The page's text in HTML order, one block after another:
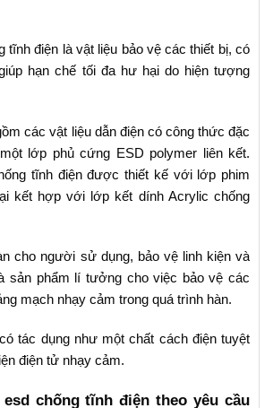
tĩnh điện là vật liệu bảo vệ các thiết bị, có
hạn chế tối đa hư hại do hiện tượng
các vật liệu dẫn điện có công thức đặc
lớp phủ cứng ESD polymer liên kết.
tĩnh điện được thiết kế với lớp phim
kết hợp với lớp kết dính Acrylic chống
cho người sử dụng, bảo vệ linh kiện và
sản phẩm lí tưởng cho việc bảo vệ các
mạch nhạy cảm trong quá trình hàn.
tác dụng như một chất cách điện tuyệt
điện tử nhạy cảm.
chống tĩnh điện theo yêu cầu